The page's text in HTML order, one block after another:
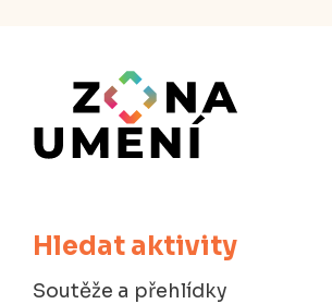
Hledat aktivity
Soutěže a přehlídky